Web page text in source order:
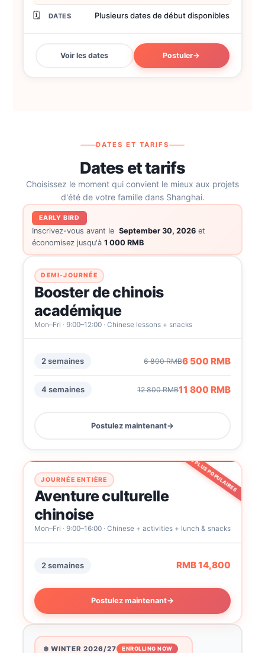
🗓️ DATES Plusieurs dates de début disponibles
Voir les dates Postuler→
DATES ET TARIFS
Dates et tarifs
Choisissez le moment qui convient le mieux aux projets
d'été de votre famille dans Shanghai.
EARLY BIRD
Inscrivez-vous avant le September 30, 2026et
économisez jusqu'à 1 000 RMB
DEMI-JOURNÉE
Booster de chinois
académique
Mon–Fri · 9:00–12:00 · Chinese lessons + snacks
2 semaines 6 800 RMB6 500 RMB
4 semaines 12 800 RMB11 800 RMB
Postulez maintenant→
LES PLUS POPULAIRES
JOURNÉE ENTIÈRE
Aventure culturelle
chinoise
Mon–Fri · 9:00–16:00 · Chinese + activities + lunch & snacks
2 semaines RMB 14,800
Postulez maintenant→
❄️ WINTER 2026/27 ENROLLING NOW